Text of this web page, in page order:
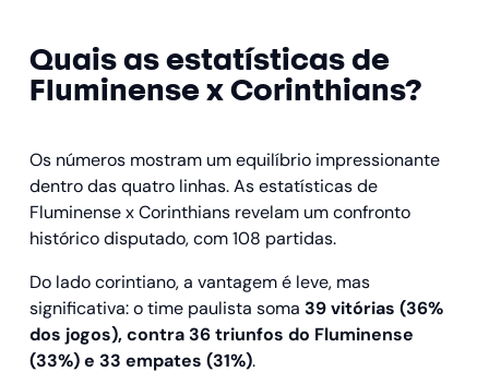
Quais as estatísticas de
Fluminense x Corinthians​?
Os números mostram um equilíbrio impressionante
dentro das quatro linhas. As estatísticas de
Fluminense x Corinthians revelam um confronto
histórico disputado, com 108 partidas.
Do lado corintiano, a vantagem é leve, mas
significativa: o time paulista soma 39 vitórias (36%
dos jogos), contra 36 triunfos do Fluminense
(33%) e 33 empates (31%).